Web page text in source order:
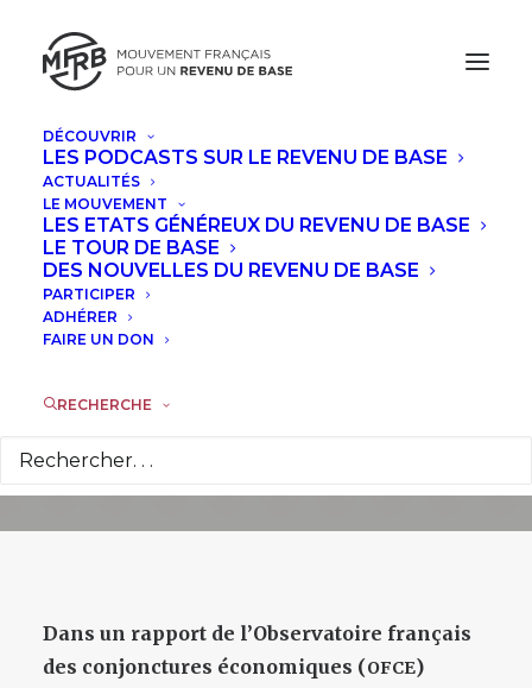
DÉCOUVRIR
LES PODCASTS SUR LE REVENU DE BASE
ACTUALITÉS
LE MOUVEMENT
LES ETATS GÉNÉREUX DU REVENU DE BASE
LE TOUR DE BASE
DES NOUVELLES DU REVENU DE BASE
PARTICIPER
ADHÉRER
FAIRE UN DON
RECHERCHE
Le MFRB répond au
rapport de l’OFCE
Dans un rapport de l’Observatoire français
des conjonctures économiques (OFCE)